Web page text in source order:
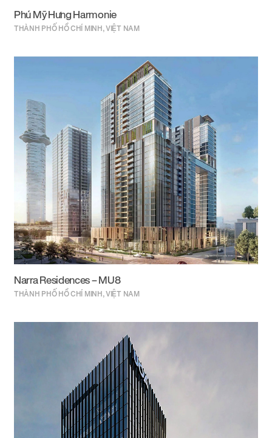
Phú Mỹ Hưng Harmonie
THÀNH PHỐ HỒ CHÍ MINH, VIỆT NAM
Narra Residences – MU8
THÀNH PHỐ HỒ CHÍ MINH, VIỆT NAM